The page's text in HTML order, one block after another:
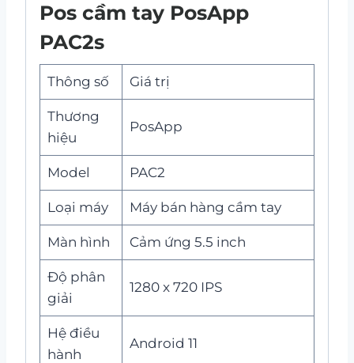
Pos cầm tay PosApp
PAC2s
Thông số Giá trị
Thương
hiệu
PosApp
Model PAC2
Loại máy Máy bán hàng cầm tay
Màn hình Cảm ứng 5.5 inch
Độ phân
giải
1280 x 720 IPS
Hệ điều
hành
Android 11